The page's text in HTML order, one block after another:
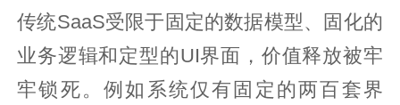
传统SaaS受限于固定的数据模型、固化的
业务逻辑和定型的UI界面，价值释放被牢
牢锁死。例如系统仅有固定的两百套界